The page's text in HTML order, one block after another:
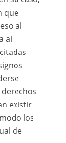
que
al
al
existir
los
de